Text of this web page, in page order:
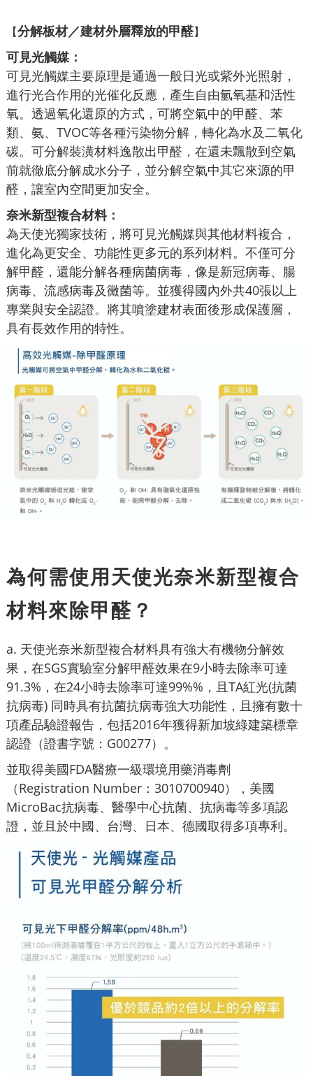
【分解板材／建材外層釋放的甲醛】
可見光觸媒：
可見光觸媒主要原理是通過一般日光或紫外光照射，
進行光合作用的光催化反應，產生自由氫氧基和活性
氧。透過氧化還原的方式，可將空氣中的甲醛、苯
類、氨、TVOC等各種污染物分解，轉化為水及二氧化
碳。可分解裝潢材料逸散出甲醛，在還未飄散到空氣
前就徹底分解成水分子，並分解空氣中其它來源的甲
醛，讓室內空間更加安全。
奈米新型複合材料：
為天使光獨家技術，將可見光觸媒與其他材料複合，
進化為更安全、功能性更多元的系列材料。不僅可分
解甲醛，還能分解各種病菌病毒，像是新冠病毒、腸
病毒、流感病毒及黴菌等。並獲得國內外共40張以上
專業與安全認證。將其噴塗建材表面後形成保護層，
具有長效作用的特性。
為何需使用天使光奈米新型複合
材料來除甲醛？
a. 天使光奈米新型複合材料具有強大有機物分解效
果，在SGS實驗室分解甲醛效果在9小時去除率可達
91.3%，在24小時去除率可達99%%，且TA紅光(抗菌
抗病毒) 同時具有抗菌抗病毒強大功能性，且擁有數十
項產品驗證報告，包括2016年獲得新加坡綠建築標章
認證（證書字號：G00277）。
並取得美國FDA醫療一級環境用藥消毒劑
（Registration Number：3010700940），美國
MicroBac抗病毒、醫學中心抗菌、抗病毒等多項認
證，並且於中國、台灣、日本、德國取得多項專利。